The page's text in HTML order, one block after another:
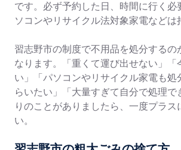
です。必ず予約した日、時間に行く必
ソコンやリサイクル法対象家電などは
習志野市の制度で不用品を処分するの
なります。「重くて運び出せない」「
い」「パソコンやリサイクル家電も処
らいたい」「大量すぎて自分で処理で
りのことがありましたら、一度プラス
い。